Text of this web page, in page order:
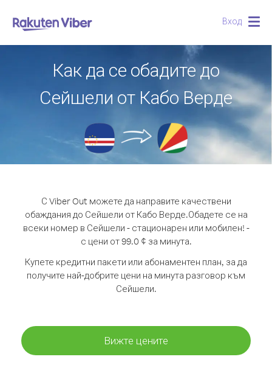
Вход
Как да се обадите до
Сейшели от Кабо Верде
С Viber Out можете да направите качествени
обаждания до Сейшели от Кабо Верде.Обадете се на
всеки номер в Сейшели - стационарен или мобилен! -
с цени от 99.0 ¢ за минута.
Купете кредитни пакети или абонаментен план, за да
получите най-добрите цени на минута разговор към
Сейшели.
Вижте цените